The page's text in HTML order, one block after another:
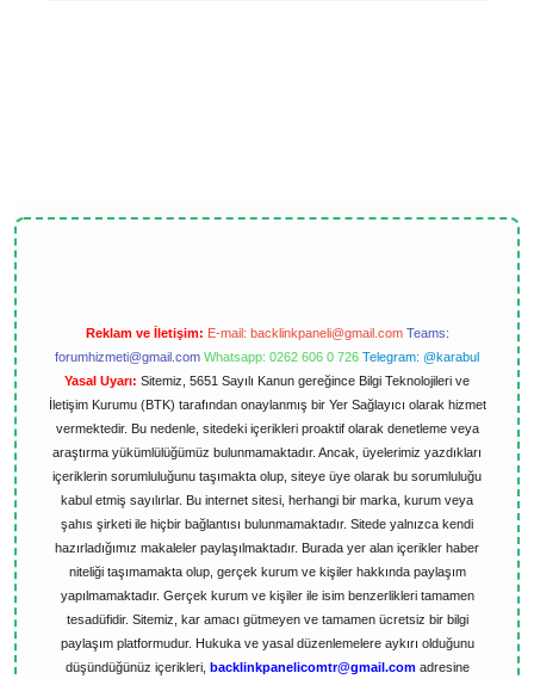
Reklam ve İletişim: E-mail: backlinkpaneli@gmail.com Teams:
forumhizmeti@gmail.com Whatsapp: 0262 606 0 726 Telegram: @karabul
Yasal Uyarı: Sitemiz, 5651 Sayılı Kanun gereğince Bilgi Teknolojileri ve
İletişim Kurumu (BTK) tarafından onaylanmış bir Yer Sağlayıcı olarak hizmet
vermektedir. Bu nedenle, sitedeki içerikleri proaktif olarak denetleme veya
araştırma yükümlülüğümüz bulunmamaktadır. Ancak, üyelerimiz yazdıkları
içeriklerin sorumluluğunu taşımakta olup, siteye üye olarak bu sorumluluğu
kabul etmiş sayılırlar. Bu internet sitesi, herhangi bir marka, kurum veya
şahıs şirketi ile hiçbir bağlantısı bulunmamaktadır. Sitede yalnızca kendi
hazırladığımız makaleler paylaşılmaktadır. Burada yer alan içerikler haber
niteliği taşımamakta olup, gerçek kurum ve kişiler hakkında paylaşım
yapılmamaktadır. Gerçek kurum ve kişiler ile isim benzerlikleri tamamen
tesadüfidir. Sitemiz, kar amacı gütmeyen ve tamamen ücretsiz bir bilgi
paylaşım platformudur. Hukuka ve yasal düzenlemelere aykırı olduğunu
düşündüğünüz içerikleri, backlinkpanelicomtr@gmail.comadresine